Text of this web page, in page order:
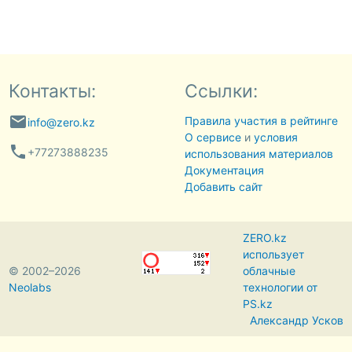
Контакты:
emailinfo@zero.kz
phone +77273888235
Ссылки:
Правила участия в рейтинге
О сервисеи условия
использования материалов
Документация
Добавить сайт
© 2002–2026
Neolabs
ZERO.kz
использует
облачные
технологии от
PS.kz
Александр Усков